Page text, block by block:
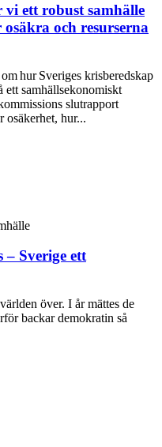
vi ett robust samhälle
och resurserna
hur Sveriges krisberedskap
ett samhällsekonomiskt
slutrapport
osäkerhet, hur...
– Sverige ett
över. I år mättes de
backar demokratin så